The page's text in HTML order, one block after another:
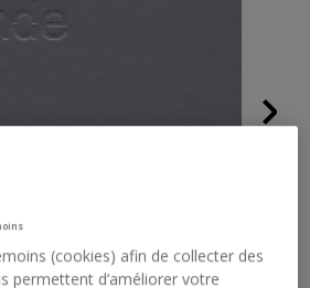
(cookies) afin de collecter des
permettent d’améliorer votre